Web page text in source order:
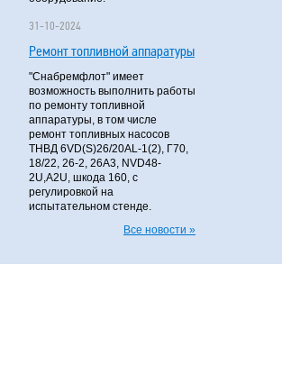
31-10-2024
Ремонт топливной аппаратуры
"Снабремфлот" имеет
возможность выполнить работы
по ремонту топливной
аппаратуры, в том числе
ремонт топливных насосов
ТНВД 6VD(S)26/20AL-1(2), Г70,
18/22, 26-2, 26А3, NVD48-
2U,A2U, шкода 160, с
регулировкой на
испытательном стенде.
Все новости »